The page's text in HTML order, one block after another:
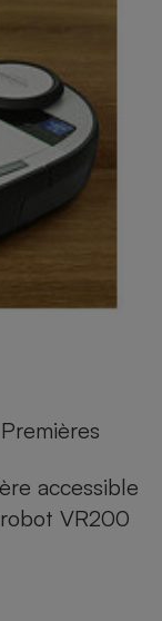
accessible
VR200